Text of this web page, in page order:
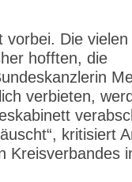
vorbei. Die vielen
hofften, die
verbieten,
kritisiert
Kreisverbandes